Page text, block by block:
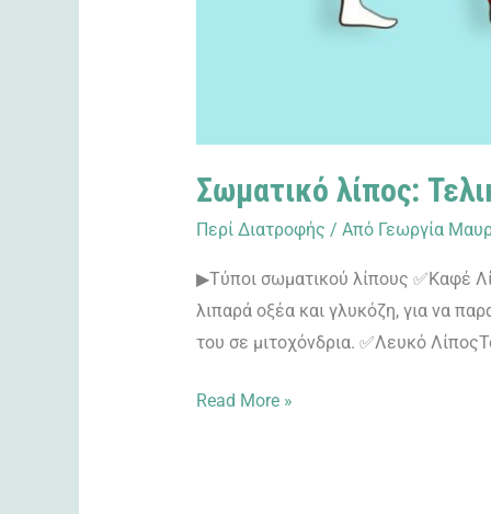
Σωματικό λίπος:
Περί Διατροφής / Από Γεωργία
▶Τύποι σωματικού λίπους ✅Καφέ
λιπαρά οξέα και γλυκόζη, για να
του σε μιτοχόνδρια. ✅Λευκό
Read More »